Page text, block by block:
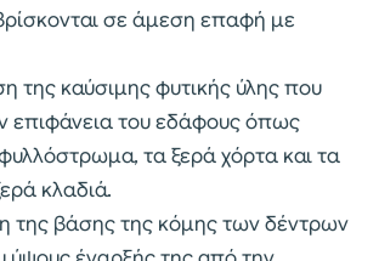
σε άμεση επαφή με
της καύσιμης φυτικής ύλης που
επιφάνεια του εδάφους όπως
φυλλόστρωμα, τα ξερά χόρτα και τα
κλαδιά.
της βάσης της κόμης των δέντρων